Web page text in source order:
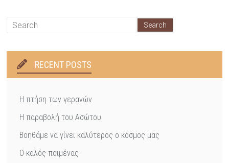
RECENT POSTS
Η πτήση των γερανών
Η παραβολή του Ασώτου
Βοηθάμε να γίνει καλύτερος ο κόσμος μας
Ο καλός ποιμένας